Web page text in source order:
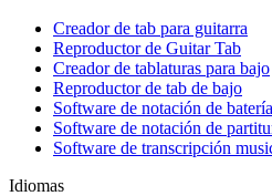
Creador de tab para guitarra
Reproductor de Guitar Tab
Creador de tablaturas para bajo
Reproductor de tab de bajo
Software de notación de batería
Software de notación de
Software de transcripción
Idiomas